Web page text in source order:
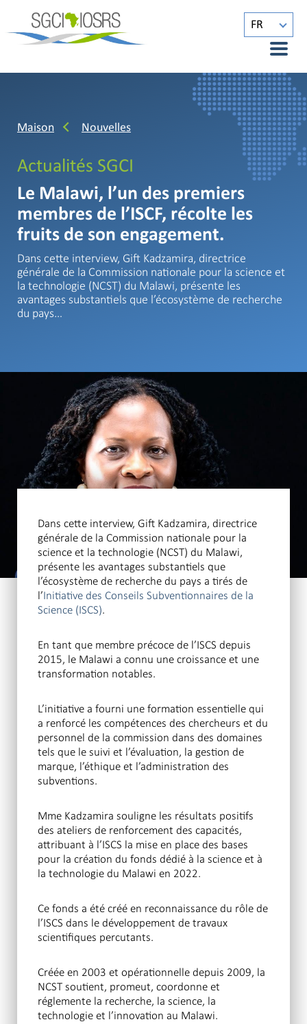
FR
Maison Nouvelles
Actualités SGCI
Le Malawi, l’un des premiers
membres de l’ISCF, récolte les
fruits de son engagement.
Dans cette interview, Gift Kadzamira, directrice
générale de la Commission nationale pour la science et
la technologie (NCST) du Malawi, présente les
avantages substantiels que l’écosystème de recherche
du pays…
Dans cette interview, Gift Kadzamira, directrice
générale de la Commission nationale pour la
science et la technologie (NCST) du Malawi,
présente les avantages substantiels que
l’écosystème de recherche du pays a tirés de
l’Initiative des Conseils Subventionnaires de la
Science (ISCS).
En tant que membre précoce de l’ISCS depuis
2015, le Malawi a connu une croissance et une
transformation notables.
L’initiative a fourni une formation essentielle qui
a renforcé les compétences des chercheurs et du
personnel de la commission dans des domaines
tels que le suivi et l’évaluation, la gestion de
marque, l’éthique et l’administration des
subventions.
Mme Kadzamira souligne les résultats positifs
des ateliers de renforcement des capacités,
attribuant à l’ISCS la mise en place des bases
pour la création du fonds dédié à la science et à
la technologie du Malawi en 2022.
Ce fonds a été créé en reconnaissance du rôle de
l’ISCS dans le développement de travaux
scientifiques percutants.
Créée en 2003 et opérationnelle depuis 2009, la
NCST soutient, promeut, coordonne et
réglemente la recherche, la science, la
technologie et l’innovation au Malawi.